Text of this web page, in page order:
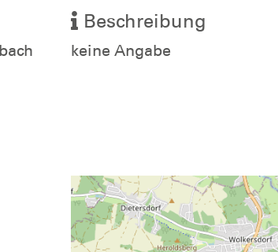
Beschreibung
keine Angabe